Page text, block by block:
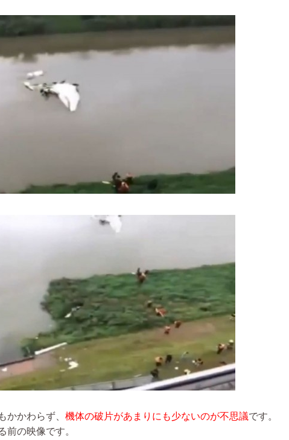
かかわらず、 機体の破片があまりにも少ないのが不思議です。
前の映像です。